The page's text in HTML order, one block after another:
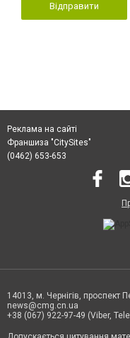
Відправити
Реклама на сайті
Франшиза "CitySites"
(0462) 653-653
14013, м. Чернігів, проспект
news@cmg.cn.ua
+38 (067) 922-97-49 (Viber,